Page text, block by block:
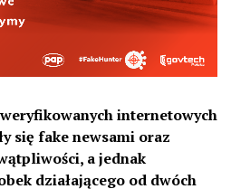
internetowych
się fake newsami oraz
a jednak
działającego od dwóch